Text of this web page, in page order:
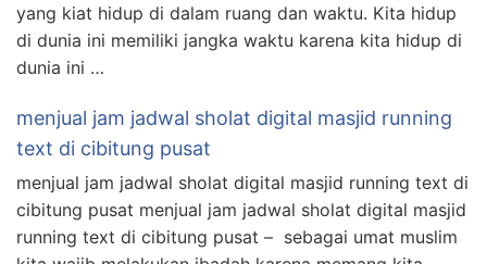
yang kiat hidup di dalam ruang dan waktu. Kita hidup
di dunia ini memiliki jangka waktu karena kita hidup di
dunia ini …
menjual jam jadwal sholat digital masjid running
text di cibitung pusat
menjual jam jadwal sholat digital masjid running text di
cibitung pusat menjual jam jadwal sholat digital masjid
running text di cibitung pusat – sebagai umat muslim